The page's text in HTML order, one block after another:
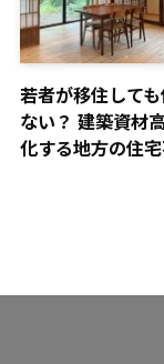
若者が移住して
ない？ 建築資材
化する地方の住